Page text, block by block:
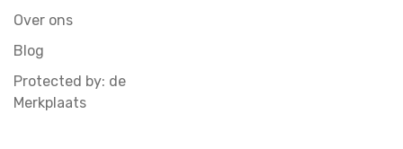
Over ons
Blog
Protected by: de
Merkplaats